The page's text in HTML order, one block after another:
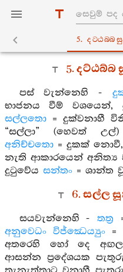
5.
5. දට්ඨබ්බ
පස් වැන්නෙහි -
භාජනය වීම් වශයෙන්,
සල්ලතො = දුක්වනාහී
“සල්ලා” (හෙවත්
අනිච්චතො = දුකක්
නැති ආකාරයෙන් අනිත්‍ය
දුටුවේය සන්තං = ශාන්ත
6. සල්ල
සයවැන්නෙහි - තත්‍ර
අනුවෙධං විජ්ඣෙය්‍යුං =
අතරෙහි හෝ දෙ
ආසන්න ප්‍රදේශයක